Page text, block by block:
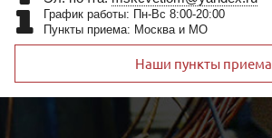
График работы: Пн-Вс 8:00-20:00
Пункты приема: Москва и МО
Наши пункты приема